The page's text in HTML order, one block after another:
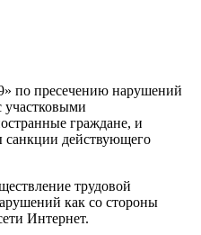
по пресечению нарушений
участковыми
граждане, и
санкции действующего
трудовой
как со стороны
Интернет.